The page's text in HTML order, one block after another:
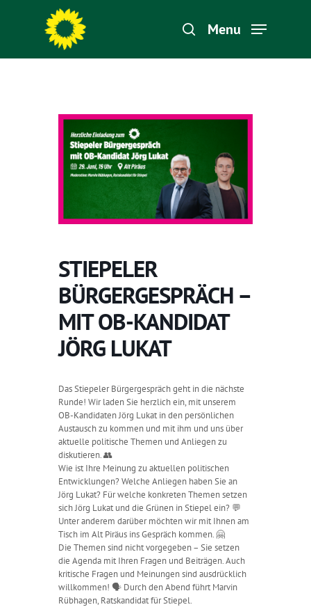
Menu
STIEPELER
BÜRGERGESPRÄCH –
MIT OB-KANDIDAT
JÖRG LUKAT
Das Stiepeler Bürgergespräch geht in die nächste
Runde! Wir laden Sie herzlich ein, mit unserem
OB-Kandidaten Jörg Lukat in den persönlichen
Austausch zu kommen und mit ihm und uns über
aktuelle politische Themen und Anliegen zu
diskutieren. 👥
Wie ist Ihre Meinung zu aktuellen politischen
Entwicklungen? Welche Anliegen haben Sie an
Jörg Lukat? Für welche konkreten Themen setzen
sich Jörg Lukat und die Grünen in Stiepel ein? 💬
Unter anderem darüber möchten wir mit Ihnen am
Tisch im Alt Piräus ins Gespräch kommen. 🤗
Die Themen sind nicht vorgegeben – Sie setzen
die Agenda mit Ihren Fragen und Beiträgen. Auch
kritische Fragen und Meinungen sind ausdrücklich
willkommen! 🗣️ Durch den Abend führt Marvin
Rübhagen, Ratskandidat für Stiepel.